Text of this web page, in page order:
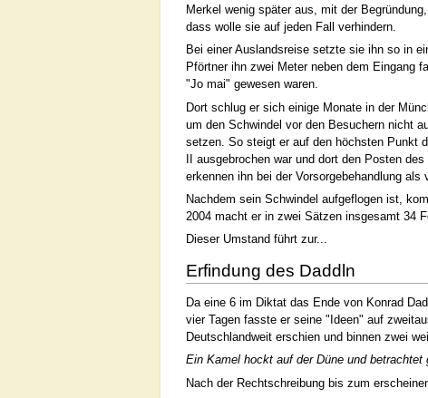
Merkel wenig später aus, mit der
dass wolle sie auf jeden Fall verhindern.
Bei einer Auslandsreise setzte sie ihn so in
Pförtner ihn zwei Meter neben dem Eingang
"Jo mai" gewesen waren.
Dort schlug er sich einige Monate in der
um den Schwindel vor den Besuchern nicht
setzen. So steigt er auf den höchsten Punkt
II ausgebrochen war und dort den Posten
erkennen ihn bei der Vorsorgebehandlung als
Nachdem sein Schwindel aufgeflogen ist,
2004 macht er in zwei Sätzen insgesamt 34
Dieser Umstand führt zur...
Erfindung des Daddln
Da eine 6 im Diktat das Ende von Konrad
vier Tagen fasste er seine "Ideen" auf
Deutschlandweit erschien und binnen zwei
Ein Kamel hockt auf der Düne und
Nach der Rechtschreibung bis zum